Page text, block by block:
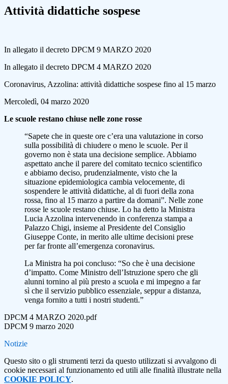
Attività didattiche sospese
In allegato il decreto DPCM 9 MARZO 2020
In allegato il decreto DPCM 4 MARZO 2020
Coronavirus, Azzolina: attività didattiche sospese fino al 15 marzo
Mercoledì, 04 marzo 2020
Le scuole restano chiuse nelle zone rosse
“Sapete che in queste ore c’era una valutazione in corso
sulla possibilità di chiudere o meno le scuole. Per il
governo non è stata una decisione semplice. Abbiamo
aspettato anche il parere del comitato tecnico scientifico
e abbiamo deciso, prudenzialmente, visto che la
situazione epidemiologica cambia velocemente, di
sospendere le attività didattiche, al di fuori della zona
rossa, fino al 15 marzo a partire da domani”. Nelle zone
rosse le scuole restano chiuse. Lo ha detto la Ministra
Lucia Azzolina intervenendo in conferenza stampa a
Palazzo Chigi, insieme al Presidente del Consiglio
Giuseppe Conte, in merito alle ultime decisioni prese
per far fronte all’emergenza coronavirus.
La Ministra ha poi concluso: “So che è una decisione
d’impatto. Come Ministro dell’Istruzione spero che gli
alunni tornino al più presto a scuola e mi impegno a far
sì che il servizio pubblico essenziale, seppur a distanza,
venga fornito a tutti i nostri studenti.”
DPCM 4 MARZO 2020.pdf
DPCM 9 marzo 2020
Notizie
Questo sito o gli strumenti terzi da questo utilizzati si avvalgono di
cookie necessari al funzionamento ed utili alle finalità illustrate nella
COOKIE POLICY.